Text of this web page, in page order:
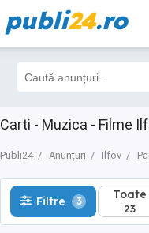
publi24.ro
Carti - Muzica - Filme
Publi24 Anunțuri Ilfov
Filtre 3 Toate
23
Filtre 3 Toate
23